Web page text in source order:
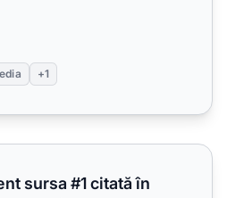
+1
#1 citată în căutările AI –
sursa #1 citată în